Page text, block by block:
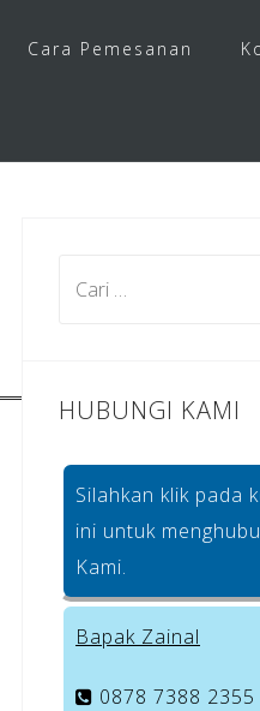
Cara Pemesanan
HUBUNGI KAMI
Silahkan klik pada
ini untuk
Kami.
Bapak Zainal
0878 7388 2355